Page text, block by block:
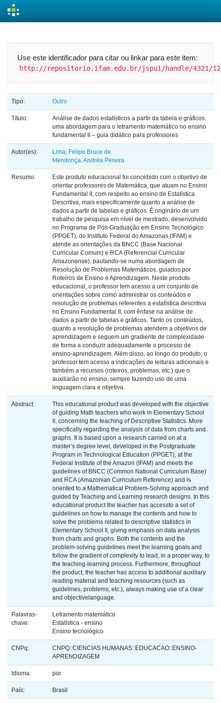
Use este identificador para citar ou linkar para este item:
http://repositorio.ifam.edu.br/jspui/handle/4321/
Tipo: Outro
Título:
Análise de dados estatísticos a partir da tabela e gráficos:
uma abordagem para o letramento matemático no ensino
fundamental II – guia didático para professores
Autor(es):
Lima, Felipe Bruce de
Mendonça, Andréa Pereira
Resumo:
Este produto educacional foi concebido com o objetivo de
orientar professores de Matemática, que atuam no Ensino
Fundamental II, com respeito ao ensino de Estatística
Descritiva, mais especificamente quanto a análise de
dados a partir de tabelas e gráficos. É originário de um
trabalho de pesquisa em nível de mestrado, desenvolvido
no Programa de Pós-Graduação em Ensino Tecnológico
(PPGET), do Instituto Federal do Amazonas (IFAM) e
atende as orientações da BNCC (Base Nacional
Curricular Comum) e RCA (Referencial Curricular
Amazonense), pautando-se numa abordagem de
Resolução de Problemas Matemáticos, guiados por
Roteiros de Ensino e Aprendizagem. Neste produto
educacional, o professor tem acesso a um conjunto de
orientações sobre como administrar os conteúdos e
resolução de problemas referentes a estatística descritiva
no Ensino Fundamental II, com ênfase na análise de
dados a partir de tabelas e gráficos. Tanto os conteúdos,
quanto a resolução de problemas atendem a objetivos de
aprendizagem e seguem um gradiente de complexidade
de forma a conduzir adequadamente o processo de
ensino-aprendizagem. Além disso, ao longo do produto, o
professor tem acesso a indicações de leituras adicionais e
também a recursos (roteiros, problemas, etc.) que o
auxiliarão no ensino, sempre fazendo uso de uma
linguagem clara e objetiva.
Abstract:
This educational product was developed with the objective
of guiding Math teachers who work in Elementary School
II, concerning the teaching of Descriptive Statistics. More
specifically regarding the analysis of data from charts and
graphs. It is based upon a research carried on at a
master’s degree level, developed in the Postgraduate
Program in Technological Education (PPGET), at the
Federal Institute of the Amazon (IFAM) and meets the
guidelines of BNCC (Common National Curriculum Base)
and RCA (Amazonian Curriculum Reference) and is
oriented to a Mathematical Problem-Solving approach and
guided by Teaching and Learning research designs. In this
educational product the teacher has accessto a set of
guidelines on how to manage the contents and how to
solve the problems related to descriptive statistics in
Elementary School II, giving emphasis on data analysis
from charts and graphs. Both the contents and the
problem-solving guidelines meet the learning goals and
follow the gradient of complexity to lead, in a proper way, to
the teaching-learning process. Furthermore, throughout
the product, the teacher has access to additional auxiliary
reading material and teaching resources (such as
guidelines, problems, etc.), always making use of a clear
and objectivelanguage.
Palavras-
chave:
Letramento matemático
Estatística - ensino
Ensino tecnológico
CNPq:
CNPQ::CIENCIAS HUMANAS::EDUCACAO::ENSINO-
APRENDIZAGEM
Idioma: por
País: Brasil